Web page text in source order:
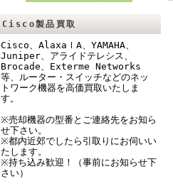
Cisco製品買取
Cisco、AlaxaｌA、YAMAHA、
Juniper、アライドテレシス、
Brocade、Exterme Networks
等、ルーター・スイッチなどのネッ
トワーク機器を高価買取いたしま
す。
※売却機器の型番とご連絡先をお知ら
せ下さい。
※都内近郊でしたら引取りにお伺いい
たします。
※持ち込み歓迎！（事前にお知らせ下
さい）